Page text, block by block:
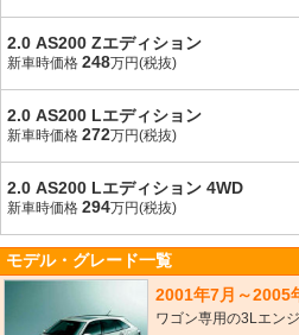
2.0 AS200 Zエディション
新車時価格 248万円(税抜)
2.0 AS200 Lエディション
新車時価格 272万円(税抜)
2.0 AS200 Lエディション 4WD
新車時価格 294万円(税抜)
モデル・グレード一覧
2001年7月～2005
ワゴン専用の3Lエン